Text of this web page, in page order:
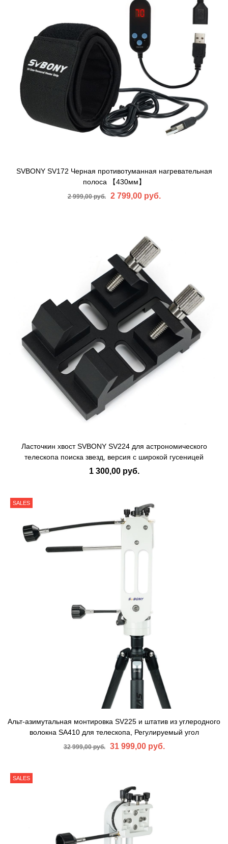
SVBONY SV172 Черная противотуманная нагревательная
полоса 【430мм】
2 999,00 руб. 2 799,00 руб.
Ласточкин хвост SVBONY SV224 для астрономического
телескопа поиска звезд, версия с широкой гусеницей
1 300,00 руб.
SALES
Альт-азимутальная монтировка SV225 и штатив из углеродного
волокна SA410 для телескопа, Регулируемый угол
32 999,00 руб. 31 999,00 руб.
SALES